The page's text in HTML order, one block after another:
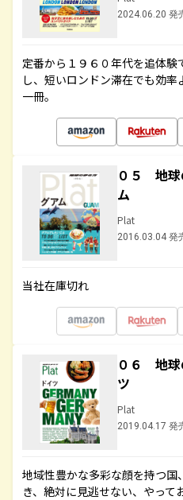
2024.06.20 発
定番から１９６０年代を追体
し、短いロンドン滞在でも効
一冊。
０５ 地
ム
Plat
2016.03.04 発
当社在庫切れ
０６ 地
ツ
Plat
2019.04.17 発
地域性豊かな多彩な顔を持つ国
き、絶対に見逃せない、やって